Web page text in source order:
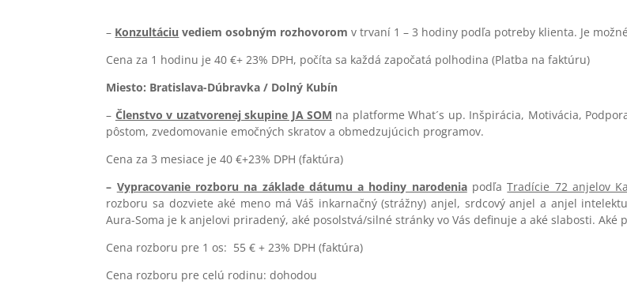
– Konzultáciu vediem osobným rozhovorom v trvaní 1 – 3 hodiny podľa potreby klienta. Je
Cena za 1 hodinu je 40 €+ 23% DPH, počíta sa každá započatá polhodina (Platba na faktúru)
Miesto: Bratislava-Dúbravka / Dolný Kubín
– Členstvo v uzatvorenej skupine JA SOM na platforme What´s up. Inšpirácia, Motivácia,
pôstom, zvedomovanie emočných skratov a obmedzujúcich programov.
Cena za 3 mesiace je 40 €+23% DPH (faktúra)
– Vypracovanie rozboru na základe dátumu a hodiny narodeniapodľaTradície 72 anjelov
rozboru sa dozviete aké meno má Váš inkarnačný (strážny) anjel, srdcový anjel a anjel
Aura-Soma je k anjelovi priradený, aké posolstvá/silné stránky vo Vás definuje a aké slabosti.
Cena rozboru pre 1 os: 55 € + 23% DPH (faktúra)
Cena rozboru pre celú rodinu: dohodou